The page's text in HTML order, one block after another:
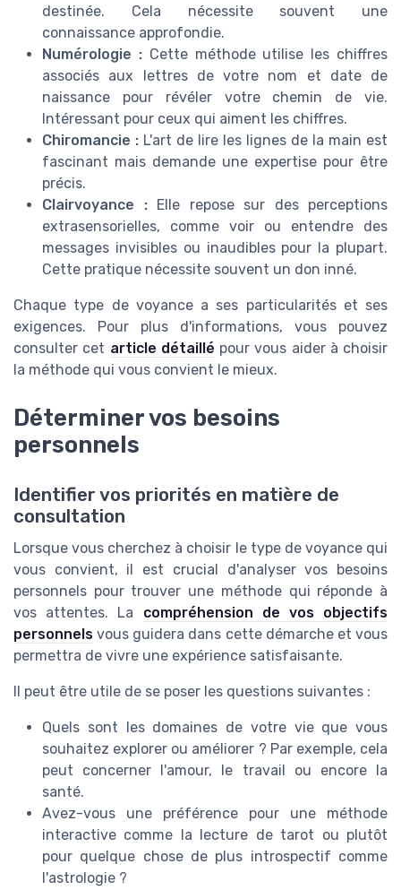
destinée. Cela nécessite souvent une
connaissance approfondie.
Numérologie :Cette méthode utilise les chiffres
associés aux lettres de votre nom et date de
naissance pour révéler votre chemin de vie.
Intéressant pour ceux qui aiment les chiffres.
Chiromancie : L'art de lire les lignes de la main est
fascinant mais demande une expertise pour être
précis.
Clairvoyance :Elle repose sur des perceptions
extrasensorielles, comme voir ou entendre des
messages invisibles ou inaudibles pour la plupart.
Cette pratique nécessite souvent un don inné.
Chaque type de voyance a ses particularités et ses
exigences. Pour plus d'informations, vous pouvez
consulter cet article détaillé pour vous aider à choisir
la méthode qui vous convient le mieux.
Déterminer vos besoins
personnels
Identifier vos priorités en matière de
consultation
Lorsque vous cherchez à choisir le type de voyance qui
vous convient, il est crucial d'analyser vos besoins
personnels pour trouver une méthode qui réponde à
vos attentes. La compréhension de vos objectifs
personnels vous guidera dans cette démarche et vous
permettra de vivre une expérience satisfaisante.
Il peut être utile de se poser les questions suivantes :
Quels sont les domaines de votre vie que vous
souhaitez explorer ou améliorer ? Par exemple, cela
peut concerner l'amour, le travail ou encore la
santé.
Avez-vous une préférence pour une méthode
interactive comme la lecture de tarot ou plutôt
pour quelque chose de plus introspectif comme
l'astrologie ?